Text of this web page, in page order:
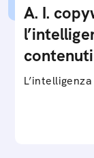
A. I.
contenuti